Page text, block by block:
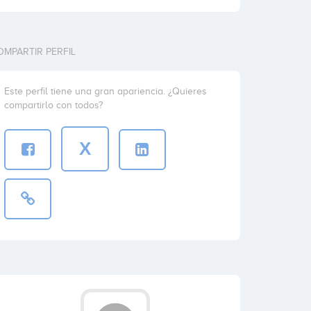
PERFIL
Este perfil tiene una gran apariencia. ¿Quieres
compartirlo con todos?
X